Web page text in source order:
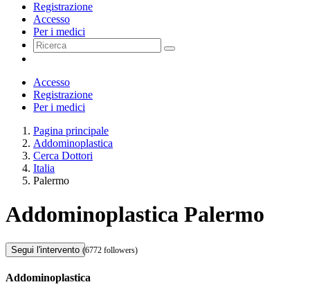
Registrazione
Accesso
Per i medici
Accesso
Registrazione
Per i medici
Pagina principale
Addominoplastica
Cerca Dottori
Italia
Palermo
Addominoplastica Palermo
Segui l'intervento (6772 followers)
Addominoplastica